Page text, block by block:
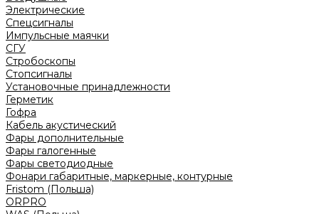
Электрические
Спецсигналы
Импульсные маячки
СГУ
Стробоскопы
Стопсигналы
Установочные принадлежности
Герметик
Гофра
Кабель акустический
Фары дополнительные
Фары галогенные
Фары светодиодные
Фонари габаритные, маркерные, контурные
Fristom (Польша)
ORPRO